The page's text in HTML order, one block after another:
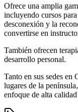
Ofrece una amplia
incluyendo cursos
desconexión y la
convertirse en
También ofrecen
desarrollo personal.
Tanto en sus sedes en
lugares de la
enfoque de alta